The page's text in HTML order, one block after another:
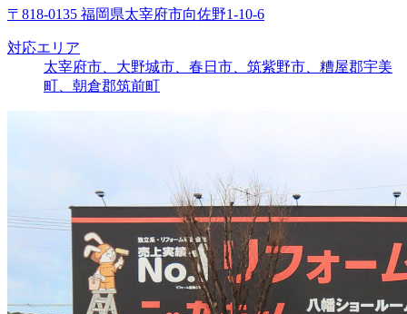
〒818-0135 福岡県太宰府市向佐野1-10-6
対応エリア
太宰府市、大野城市、春日市、筑紫野市、糟屋郡宇美
町、朝倉郡筑前町